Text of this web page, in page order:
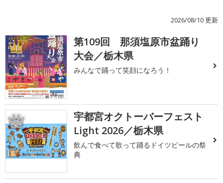
2026/08/10 更新
1
第109回 那須塩原市盆踊り
大会／栃木県
みんなで踊って笑顔になろう！
2
宇都宮オクトーバーフェスト
Light 2026／栃木県
飲んで食べて歌って踊るドイツビールの祭
典